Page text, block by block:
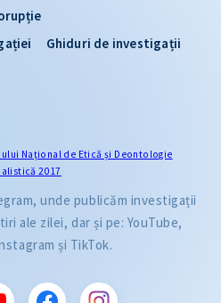
Ghiduri de investigații
Naţional de Etică și Deontologie
2017
unde publicăm investigații
ale zilei, dar și pe: YouTube,
și TikTok.